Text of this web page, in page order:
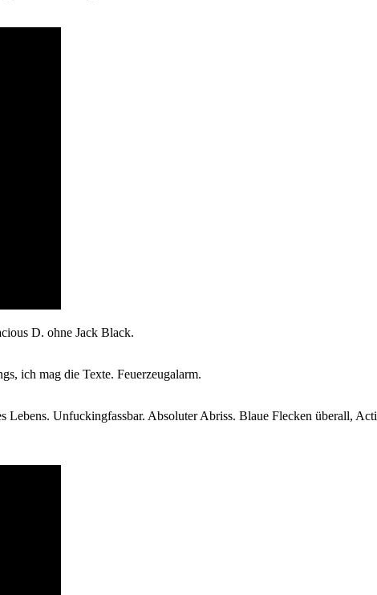
D. ohne Jack Black.
ich mag die Texte. Feuerzeugalarm.
Lebens. Unfuckingfassbar. Absoluter Abriss. Blaue Flecken überall,